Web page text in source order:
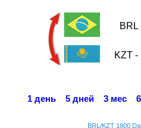
BRL -
KZT -
1 день 5 дней 3 мес